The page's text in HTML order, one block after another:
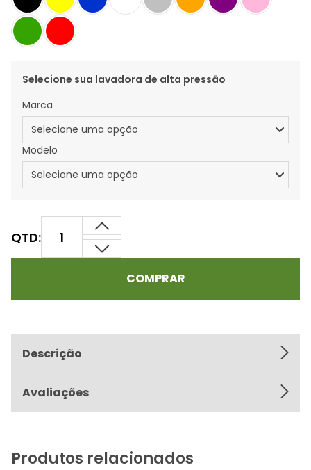
QTD:
COMPRAR
Selecione sua lavadora de alta pressão
Marca
Modelo
Descrição
Avaliações
Produtos relacionados